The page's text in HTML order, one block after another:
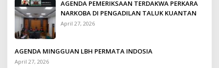
AGENDA PEMERIKSAAN TERDAKWA PERKARA
NARKOBA DI PENGADILAN TALUK KUANTAN
April 27, 2026
AGENDA MINGGUAN LBH PERMATA INDOSIA
April 27, 2026